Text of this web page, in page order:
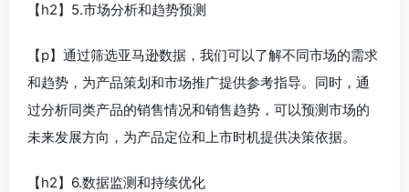
【h2】5.市场分析和趋势预测
【p】通过筛选亚马逊数据，我们可以了解不同市场的需求
和趋势，为产品策划和市场推广提供参考指导。同时，通
过分析同类产品的销售情况和销售趋势，可以预测市场的
未来发展方向，为产品定位和上市时机提供决策依据。
【h2】6.数据监测和持续优化